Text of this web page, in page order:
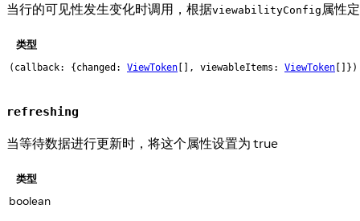
当行的可见性发生变化时调用，根据viewabilityConfig 属性
类型
(callback: {changed: ViewToken [], viewableItems: ViewToken []})
refreshing
当等待数据进行更新时，将这个属性设置为 true
类型
boolean